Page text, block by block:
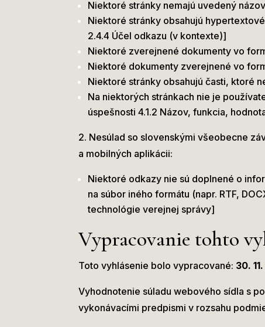
Niektoré stránky nemajú uvedený
Niektoré stránky obsahujú
2.4.4 Účel odkazu (v kontexte)]
Niektoré zverejnené dokumenty vo
Niektoré dokumenty zverejnené vo
Niektoré stránky obsahujú časti, ktoré
Na niektorých stránkach nie je
úspešnosti 4.1.2 Názov, funkcia,
2. Nesúlad so slovenskými všeobecne
a mobilných aplikácii:
Niektoré odkazy nie sú doplnené o
na súbor iného formátu (napr. RTF,
technológie verejnej správy]
Vypracovanie tohto
Toto vyhlásenie bolo vypracované: 30.
Vyhodnotenie súladu webového sídla s
vykonávacími predpismi v rozsahu